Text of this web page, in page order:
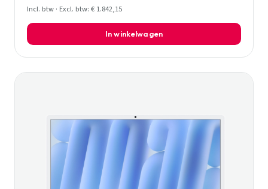
Incl. btw · Excl. btw: € 1.842,15
In winkelwagen